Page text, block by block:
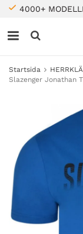
4000+
Startsida
Slazenger Jonathan